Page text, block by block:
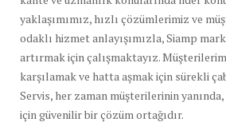
yaklaşımımız, hızlı çözümlerimiz ve
odaklı hizmet anlayışımızla, Siamp
artırmak için çalışmaktayız.
karşılamak ve hatta aşmak için sürekli
Servis, her zaman müşterilerinin
için güvenilir bir çözüm ortağıdır.